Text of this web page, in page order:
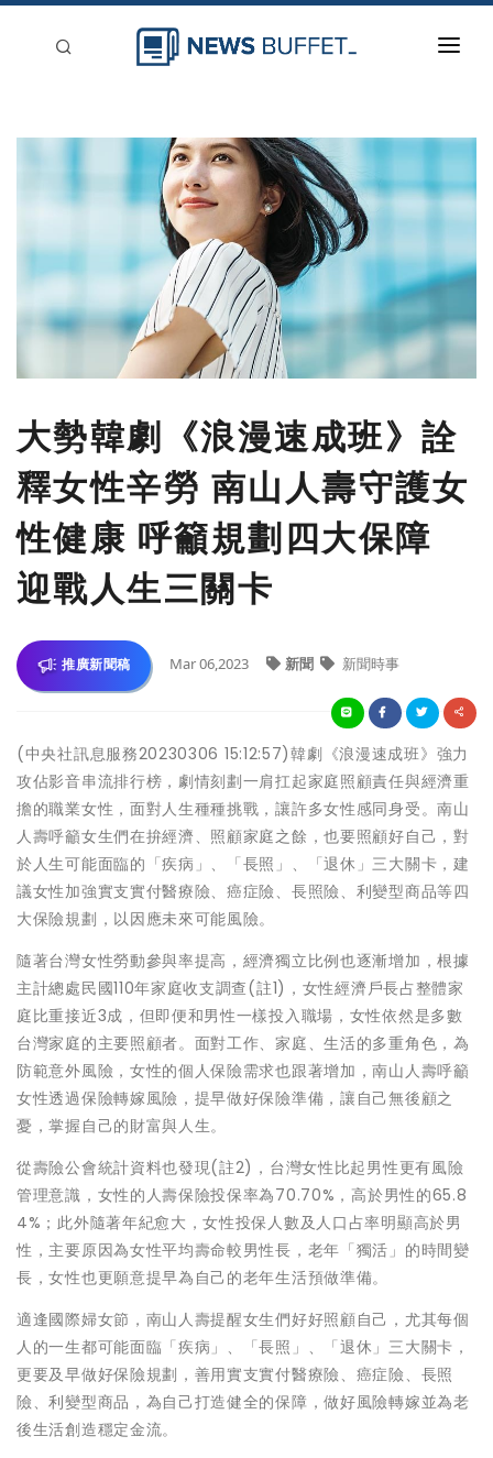
新聞稿分類
大勢韓劇《浪漫速成班》詮
釋女性辛勞 南山人壽守護女
性健康 呼籲規劃四大保障
迎戰人生三關卡
推廣新聞稿 Mar 06,2023 新聞 新聞時事
(中央社訊息服務20230306 15:12:57)韓劇《浪漫速成班》強力
攻佔影音串流排行榜，劇情刻劃一肩扛起家庭照顧責任與經濟重
擔的職業女性，面對人生種種挑戰，讓許多女性感同身受。南山
人壽呼籲女生們在拚經濟、照顧家庭之餘，也要照顧好自己，對
於人生可能面臨的「疾病」、「長照」、「退休」三大關卡，建
議女性加強實支實付醫療險、癌症險、長照險、利變型商品等四
大保險規劃，以因應未來可能風險。
隨著台灣女性勞動參與率提高，經濟獨立比例也逐漸增加，根據
主計總處民國110年家庭收支調查(註1)，女性經濟戶長占整體家
庭比重接近3成，但即便和男性一樣投入職場，女性依然是多數
台灣家庭的主要照顧者。面對工作、家庭、生活的多重角色，為
防範意外風險，女性的個人保險需求也跟著增加，南山人壽呼籲
女性透過保險轉嫁風險，提早做好保險準備，讓自己無後顧之
憂，掌握自己的財富與人生。
從壽險公會統計資料也發現(註2)，台灣女性比起男性更有風險
管理意識，女性的人壽保險投保率為70.70%，高於男性的65.8
4%；此外隨著年紀愈大，女性投保人數及人口占率明顯高於男
性，主要原因為女性平均壽命較男性長，老年「獨活」的時間變
長，女性也更願意提早為自己的老年生活預做準備。
適逢國際婦女節，南山人壽提醒女生們好好照顧自己，尤其每個
人的一生都可能面臨「疾病」、「長照」、「退休」三大關卡，
更要及早做好保險規劃，善用實支實付醫療險、癌症險、長照
險、利變型商品，為自己打造健全的保障，做好風險轉嫁並為老
後生活創造穩定金流。